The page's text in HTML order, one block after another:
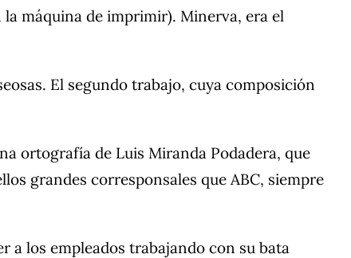
máquina de imprimir). Minerva, era el
El segundo trabajo, cuya composición
ortografía de Luis Miranda Podadera, que
grandes corresponsales que ABC, siempre
los empleados trabajando con su bata